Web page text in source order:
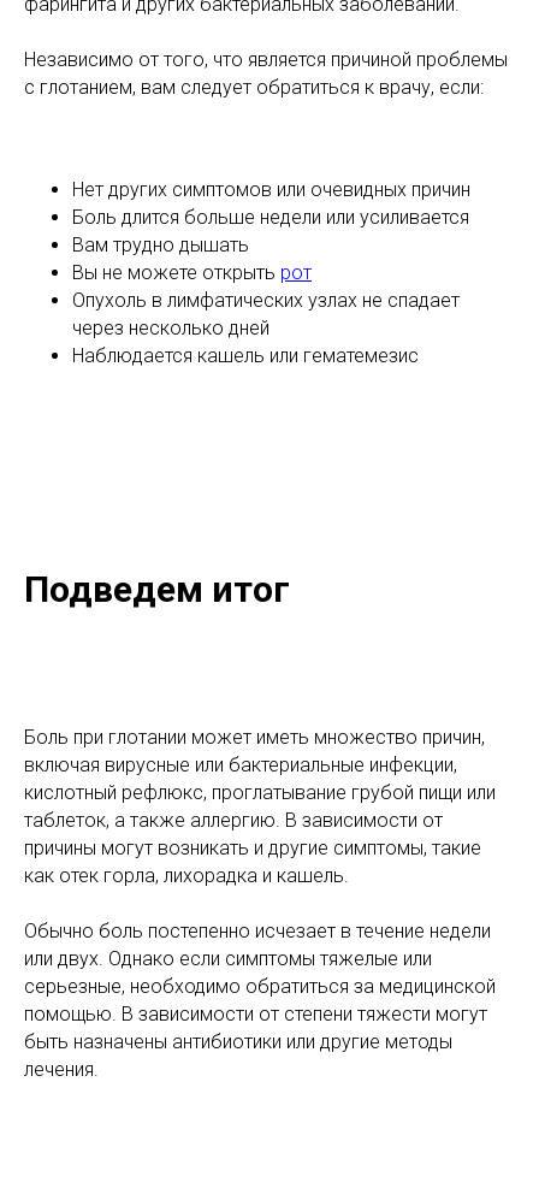
Независимо от того, что является причиной проблемы
с глотанием, вам следует обратиться к врачу, если:
Нет других симптомов или очевидных причин
Боль длится больше недели или усиливается
Вам трудно дышать
Вы не можете открыть рот
Опухоль в лимфатических узлах не спадает
через несколько дней
Наблюдается кашель или гематемезис
Подведем итог
Боль при глотании может иметь множество причин,
включая вирусные или бактериальные инфекции,
кислотный рефлюкс, проглатывание грубой пищи или
таблеток, а также аллергию. В зависимости от
причины могут возникать и другие симптомы, такие
как отек горла, лихорадка и кашель.
Обычно боль постепенно исчезает в течение недели
или двух. Однако если симптомы тяжелые или
серьезные, необходимо обратиться за медицинской
помощью. В зависимости от степени тяжести могут
быть назначены антибиотики или другие методы
лечения.